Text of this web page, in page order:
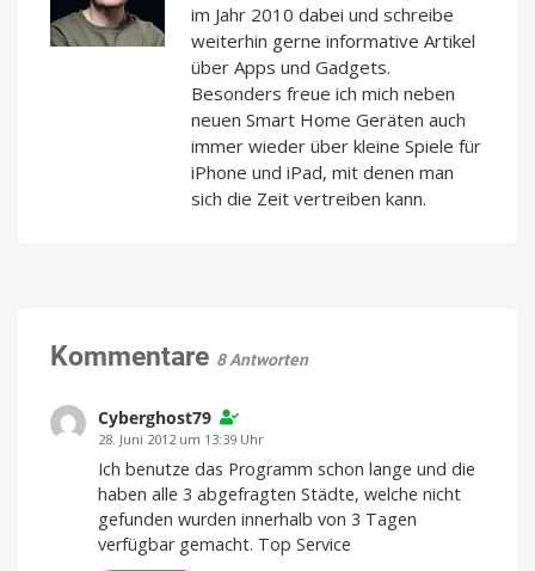
im Jahr 2010 dabei und schreibe
weiterhin gerne informative Artikel
über Apps und Gadgets.
Besonders freue ich mich neben
neuen Smart Home Geräten auch
immer wieder über kleine Spiele für
iPhone und iPad, mit denen man
sich die Zeit vertreiben kann.
Kommentare 8 Antworten
Cyberghost79
28. Juni 2012 um 13:39 Uhr
Ich benutze das Programm schon lange und die
haben alle 3 abgefragten Städte, welche nicht
gefunden wurden innerhalb von 3 Tagen
verfügbar gemacht. Top Service